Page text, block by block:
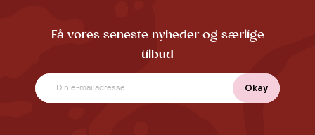
Få vores seneste nyheder og særlige
tilbud